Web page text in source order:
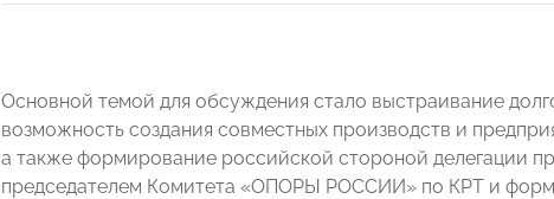
Основной темой для обсуждения стало выстраивание
возможность создания совместных производств и
а также формирование российской стороной делегации
председателем Комитета «ОПОРЫ РОССИИ» по КРТ и